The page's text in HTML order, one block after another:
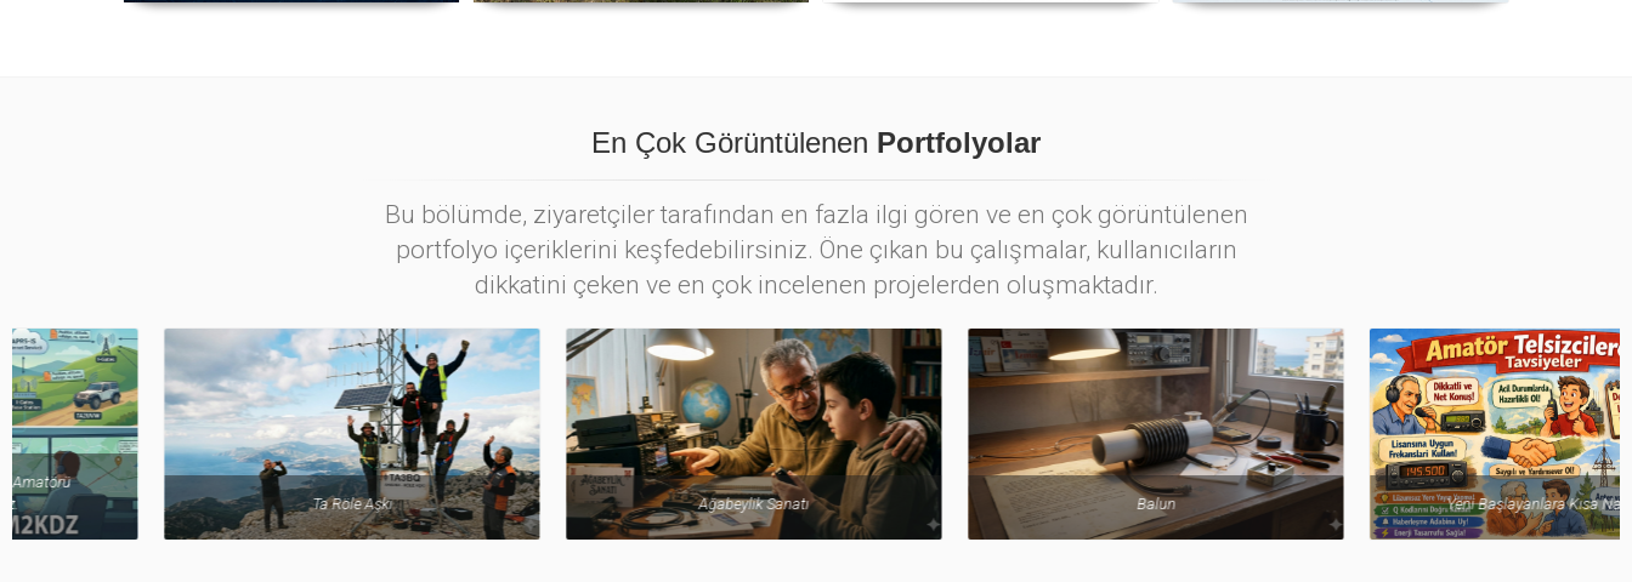
Antenlerde Band Genişliği SWR
Manyetik Lup Anten (Magnetic
Posta ve Telekomünikasyon
Milli Frekans Planı
En Çok Görüntülenen Portfolyolar
Bu bölümde, ziyaretçiler tarafından en fazla ilgi gören ve en çok görüntülenen
portfolyo içeriklerini keşfedebilirsiniz. Öne çıkan bu çalışmalar, kullanıcıların
dikkatini çeken ve en çok incelenen projelerden oluşmaktadır.
Ta Röle Aşkı Ağabeylik Sanatı Yeni Başlayanlara Kısa Nasihatler